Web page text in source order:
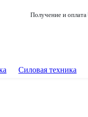
Получение и оплата
Силовая техника